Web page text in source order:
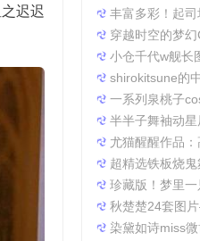
迟迟
丰富多彩！起司块wii
穿越时空的梦幻
小仓千代w舰长图
shirokitsune的
一系列泉桃子
半半子舞袖动星辰的原
尤猫醒醒作品：高清图
超精选铁板烧鬼舞w素颜
珍藏版！梦里一只
秋楚楚24套图片——清纯素雅
染黛如诗miss微博